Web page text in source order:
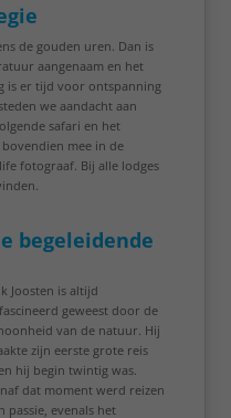
de gouden uren. Dan is
aangenaam en het
is er tijd voor ontspanning
we aandacht aan
safari en het
mee in de
fotograaf. Bij alle lodges
begeleidende
Joosten is altijd
geweest door de
van de natuur. Hij
zijn eerste grote reis
hij begin twintig was.
dat moment werd reizen
passie, evenals het